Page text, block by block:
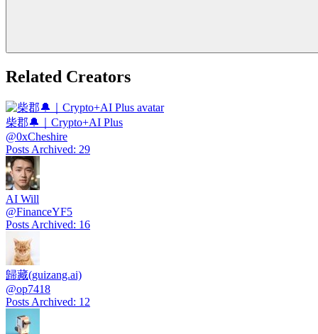
Related Creators
柴郡🔔｜Crypto+AI Plus
@0xCheshire
Posts Archived: 29
AI Will
@FinanceYF5
Posts Archived: 16
歸藏(guizang.ai)
@op7418
Posts Archived: 12